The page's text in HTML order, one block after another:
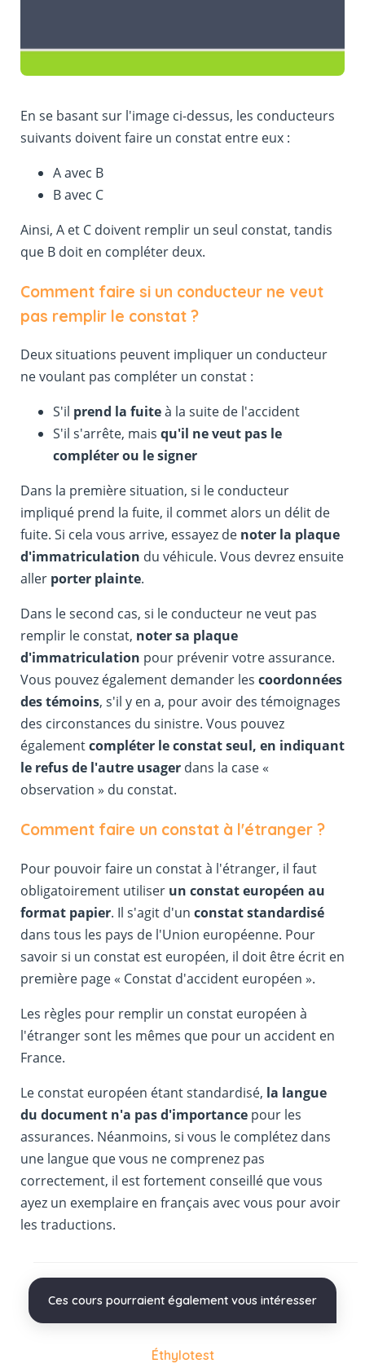
En se basant sur l'image ci-dessus, les conducteurs
suivants doivent faire un constat entre eux :
A avec B
B avec C
Ainsi, A et C doivent remplir un seul constat, tandis
que B doit en compléter deux.
Comment faire si un conducteur ne veut
pas remplir le constat ?
Deux situations peuvent impliquer un conducteur
ne voulant pas compléter un constat :
S'il prend la fuiteà la suite de l'accident
S'il s'arrête, mais qu'il ne veut pas le
compléter ou le signer
Dans la première situation, si le conducteur
impliqué prend la fuite, il commet alors un délit de
fuite. Si cela vous arrive, essayez de noter la plaque
d'immatriculation du véhicule. Vous devrez ensuite
aller porter plainte.
Dans le second cas, si le conducteur ne veut pas
remplir le constat, noter sa plaque
d'immatriculation pour prévenir votre assurance.
Vous pouvez également demander les coordonnées
des témoins, s'il y en a, pour avoir des témoignages
des circonstances du sinistre. Vous pouvez
égalementcompléter le constat seul, en indiquant
le refus de l'autre usagerdans la case «
observation » du constat.
Comment faire un constat à l'étranger ?
Pour pouvoir faire un constat à l'étranger, il faut
obligatoirement utiliser un constat européen au
format papier. Il s'agit d'un constat standardisé
dans tous les pays de l'Union européenne. Pour
savoir si un constat est européen, il doit être écrit en
première page « Constat d'accident européen ».
Les règles pour remplir un constat européen à
l'étranger sont les mêmes que pour un accident en
France.
Le constat européen étant standardisé, la langue
du document n'a pas d'importancepour les
assurances. Néanmoins, si vous le complétez dans
une langue que vous ne comprenez pas
correctement, il est fortement conseillé que vous
ayez un exemplaire en français avec vous pour avoir
les traductions.
Ces cours pourraient également vous intéresser
Éthylotest